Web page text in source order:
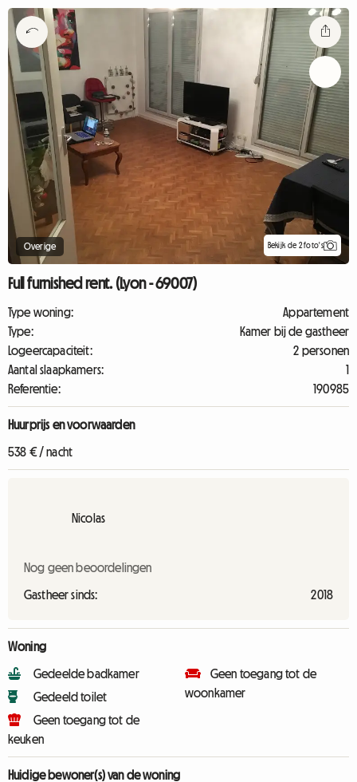
Overige Bekijk de 2 foto's
Full furnished rent. (Lyon - 69007)
Type woning:
Appartement
Type:
Kamer bij de gastheer
Logeercapaciteit:
2 personen
Aantal slaapkamers:
1
Referentie:
190985
Huurprijs en voorwaarden
538 € / nacht
Nicolas
Nog geen beoordelingen
Gastheer sinds: 2018
Woning
Gedeelde badkamer
Gedeeld toilet
Geen toegang tot de
keuken
Geen toegang tot de
woonkamer
Huidige bewoner(s) van de woning